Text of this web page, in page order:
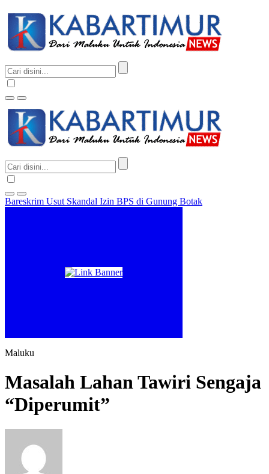
Bareskrim Usut Skandal Izin BPS di Gunung Botak
Maluku
Masalah Lahan Tawiri Sengaja
“Diperumit”